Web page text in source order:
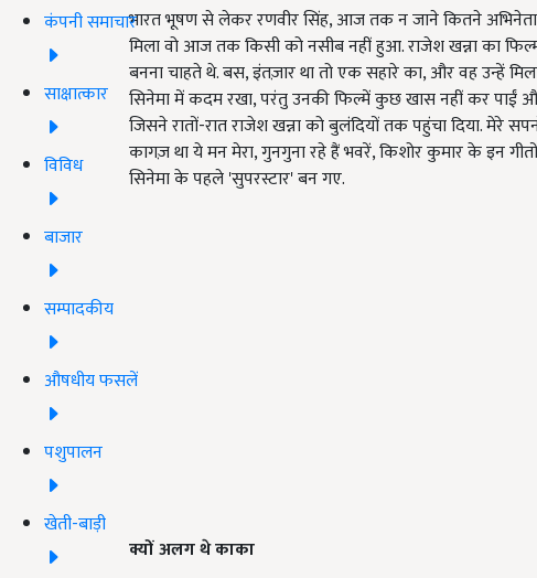
कंपनी समाचार
साक्षात्कार
विविध
बाजार
सम्पादकीय
औषधीय फसलें
पशुपालन
खेती-बाड़ी
भारत भूषण से लेकर रणवीर सिंह, आज तक न जाने कितने
मिला वो आज तक किसी को नसीब नहीं हुआ. राजेश खन्ना का
बनना चाहते थे. बस, इंतज़ार था तो एक सहारे का, और वह उन्हें
सिनेमा में कदम रखा, परंतु उनकी फिल्में कुछ खास नहीं कर पाईं
जिसने रातों-रात राजेश खन्ना को बुलंदियों तक पहुंचा दिया. मेरे
कागज़ था ये मन मेरा, गुनगुना रहे हैं भवरें, किशोर कुमार के इन
सिनेमा के पहले 'सुपरस्टार' बन गए.
क्यों अलग थे काका